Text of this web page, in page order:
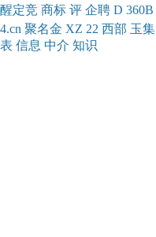
醒定竞 商标 评 企聘 D 360B
4.cn 聚名金 XZ 22 西部 玉集
表 信息 中介 知识